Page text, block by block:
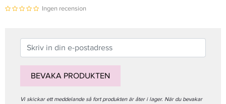
Ingen recension
BEVAKA PRODUKTEN
Vi skickar ett meddelande så fort produkten är åter i lager. När du bevakar